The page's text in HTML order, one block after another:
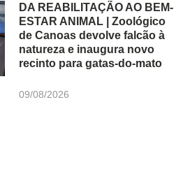
DA REABILITAÇÃO AO BEM-
ESTAR ANIMAL | Zoológico
de Canoas devolve falcão à
natureza e inaugura novo
recinto para gatas-do-mato
09/08/2026